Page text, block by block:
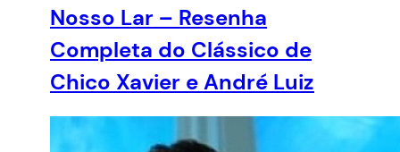
Nosso Lar – Resenha
Completa do Clássico de
Chico Xavier e André Luiz